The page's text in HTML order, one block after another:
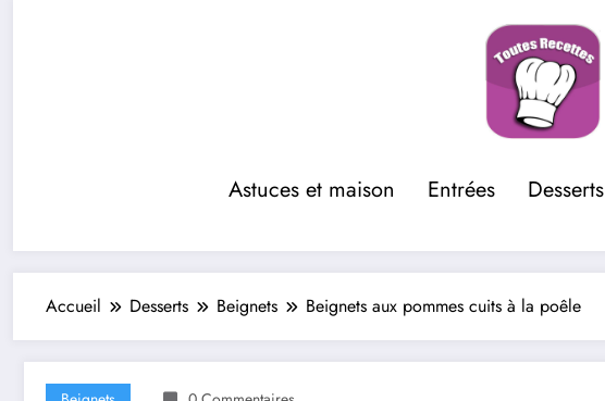
Astuces et maison Entrées Desserts
Accueil Desserts Beignets Beignets aux pommes cuits à la poêle